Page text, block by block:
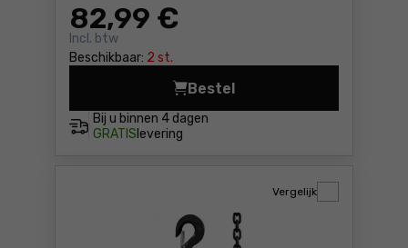
82,99 €
Incl. btw
Beschikbaar: 2 st.
Bij u binnen 4 dagen
GRATIS levering
Bestel
Kraan - kettingtakel 0,75t
Vergelijk